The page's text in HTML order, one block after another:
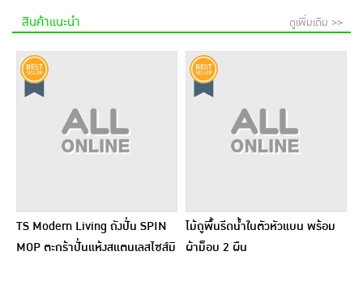
สินค้าแนะนำ ดูเพิ่มเติม >>
TS Modern Living ถังปั่น SPIN
MOP ตะกร้าปั่นแห้งสแตนเลสไซส์มิ
ไม้ถูพื้นรีดน้ำในตัวหัวแบน พร้อม
ผ้าม็อบ 2 ผืน